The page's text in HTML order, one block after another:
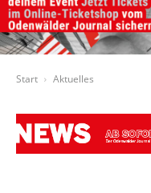
Start Aktuelles